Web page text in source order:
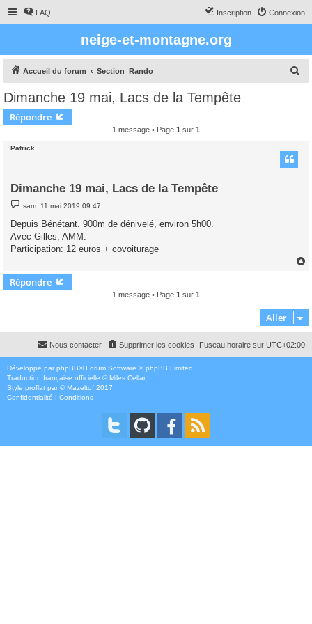
FAQ Connexion
Inscription
neige-et-montagne.org
Accueil du forum Section_Rando
Dimanche 19 mai, Lacs de la Tempête
Répondre
1 message • Page 1 sur 1
Patrick
Dimanche 19 mai, Lacs de la Tempête
e
s
a
e
sam. 11 mai 2019 09:47
Depuis Bénétant. 900m de dénivelé, environ 5h00.
Avec Gilles, AMM.
Participation: 12 euros + covoiturage
Répondre
1 message • Page 1 sur 1
Aller
Fuseau horaire sur UTC+02:00
Supprimer les cookies
Nous contacter
Développé par phpBB® Forum Software © phpBB Limited
Traduction française officielle ©Miles Cellar
Style proflat par ©Mazeltof 2017
Confidentialité | Conditions